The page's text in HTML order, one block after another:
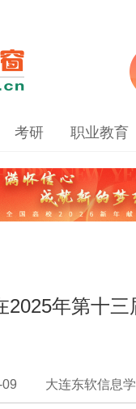
考研 职业教育
2025年第十
大连东软信息